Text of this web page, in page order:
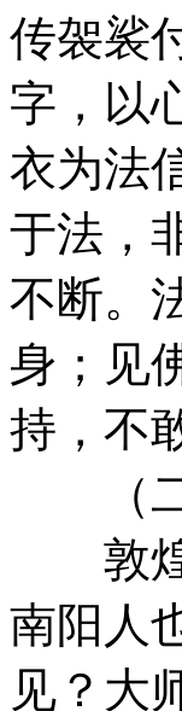
传袈裟
字，以
衣为法
于法，
不断。
身；见
持，不
（二
敦煌
南阳人
见？大